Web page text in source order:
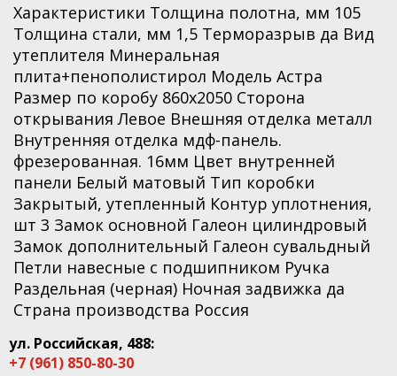
Характеристики Толщина полотна, мм 105
Толщина стали, мм 1,5 Терморазрыв да Вид
утеплителя Минеральная
плита+пенополистирол Модель Астра
Размер по коробу 860x2050 Сторона
открывания Левое Внешняя отделка металл
Внутренняя отделка мдф-панель.
фрезерованная. 16мм Цвет внутренней
панели Белый матовый Тип коробки
Закрытый, утепленный Контур уплотнения,
шт 3 Замок основной Галеон цилиндровый
Замок дополнительный Галеон сувальдный
Петли навесные с подшипником Ручка
Раздельная (черная) Ночная задвижка да
Страна производства Россия
ул. Российская, 488:
+7 (961) 850-80-30